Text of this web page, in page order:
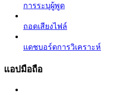
การระบุผู้พูด
ถอดเสียงไฟล์
แดชบอร์ดการวิเคราะห์
แอปมือถือ